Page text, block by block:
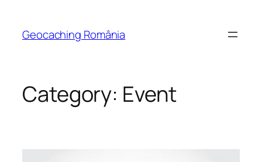
content
Geocaching România
Category: Event